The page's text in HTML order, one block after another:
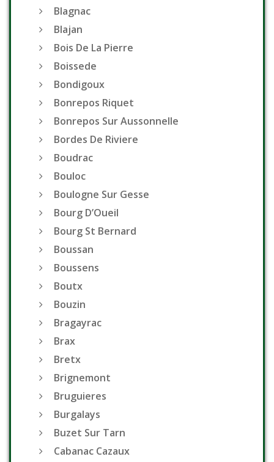
Blagnac
Blajan
Bois De La Pierre
Boissede
Bondigoux
Bonrepos Riquet
Bonrepos Sur Aussonnelle
Bordes De Riviere
Boudrac
Bouloc
Boulogne Sur Gesse
Bourg D’Oueil
Bourg St Bernard
Boussan
Boussens
Boutx
Bouzin
Bragayrac
Brax
Bretx
Brignemont
Bruguieres
Burgalays
Buzet Sur Tarn
Cabanac Cazaux